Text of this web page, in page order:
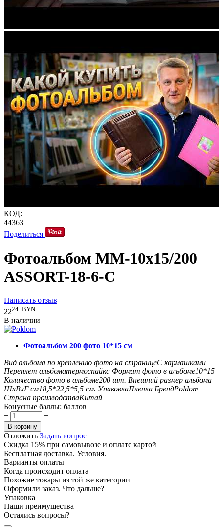
КОД:
44363
Поделиться
Фотоальбом MM-10x15/200
ASSORT-18-6-C
Написать отзыв
2224 BYN
В наличии
Фотоальбом 200 фото 10*15 см
Вид альбома по креплению фото на страницеС кармашками
Переплет альбоматермоспайка Формат фото в альбоме10*15
Количество фото в альбоме200 шт. Внешний размер альбома
ШxВxГ см18,5*22,5*5,5 см. УпаковкаПленка БрендPoldom
Страна производстваКитай
Бонусные баллы: баллов
+
−
В корзину
Отложить Задать вопрос
Скидка 15% при самовывозе и оплате картой
Бесплатная доставка. Условия.
Варианты оплаты
Когда происходит оплата
Похожие товары из той же категории
Оформили заказ. Что дальше?
Упаковка
Наши преимущества
Остались вопросы?